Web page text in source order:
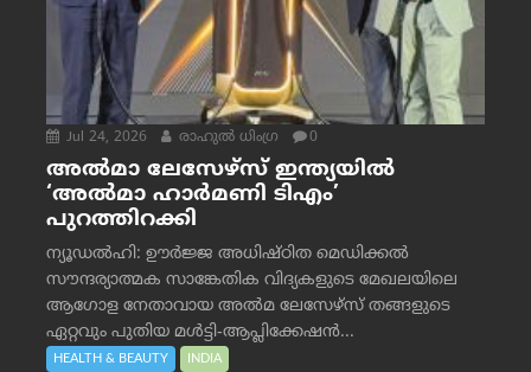
Jul 24, 2026 രാഹുല്‍ ധിംഗ്ര 0
അൽമാ ലേസേഴ്സ് ഇന്ത്യയിൽ
‘അൽമാ ഹാർമണി ടിഎം’
പുറത്തിറക്കി
ന്യൂഡൽഹി: ഊർജ്ജ അധിഷ്ഠിത മെഡിക്കൽ
സൗന്ദര്യാത്മക സാങ്കേതിക വിദ്യകളുടെ മേഖലയിലെ
ആഗോള നേതാവായ അൽമ ലേസേഴ്സ് തങ്ങളുടെ
ഏറ്റവും പുതിയ മൾട്ടി-ആപ്ലിക്കേഷൻ...
HEALTH & BEAUTY INDIA